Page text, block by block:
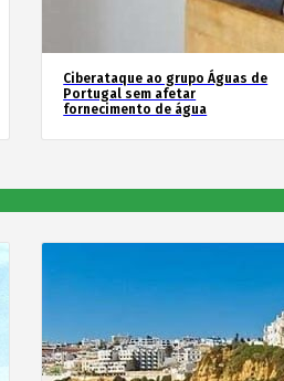
Ciberataque ao grupo Águas de
Portugal sem afetar
fornecimento de água